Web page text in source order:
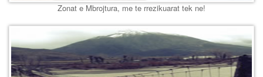
Zonat e Mbrojtura, me te rrezikuarat tek ne!